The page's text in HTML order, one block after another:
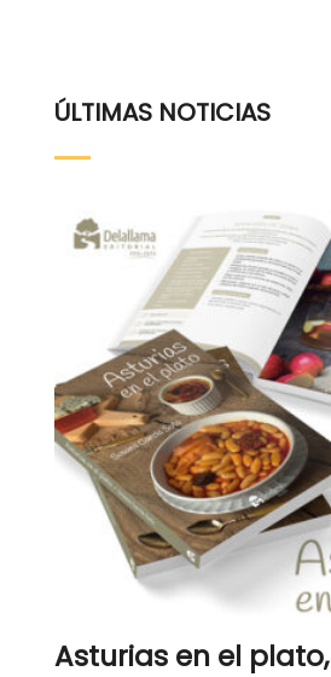
ÚLTIMAS NOTICIAS
Asturias en el plato,